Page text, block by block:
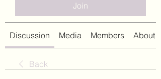
Join
Discussion Media Members About
Back